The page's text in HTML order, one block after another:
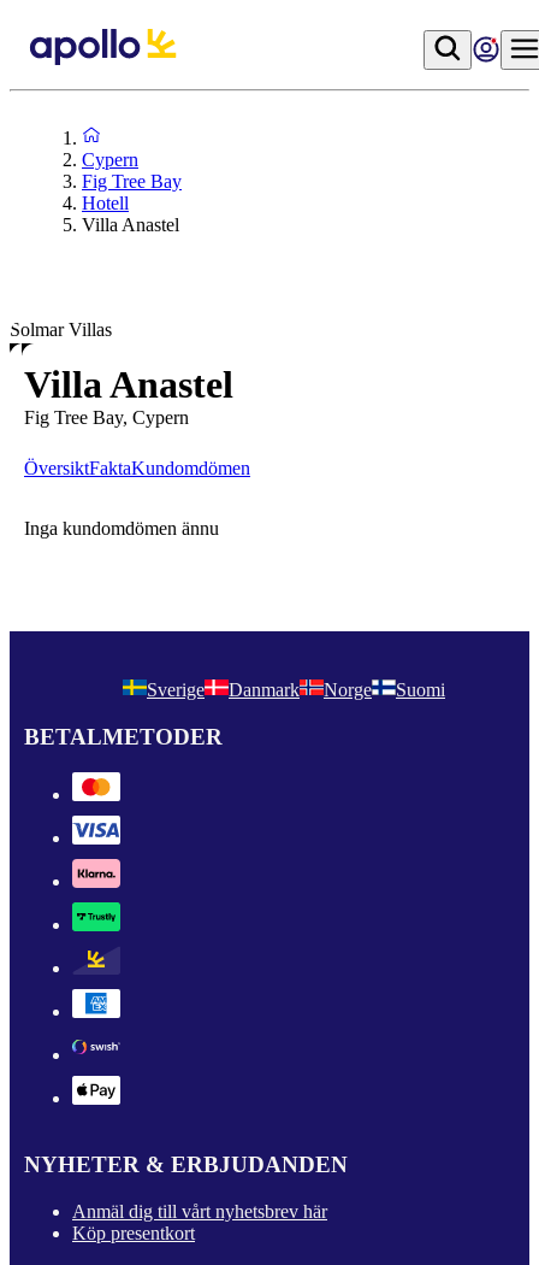
Cypern
Fig Tree Bay
Hotell
Villa Anastel
Solmar Villas
Villa Anastel
Fig Tree Bay, Cypern
ÖversiktFaktaKundomdömen
Inga kundomdömen ännu
Sverige Danmark Norge Suomi
BETALMETODER
NYHETER & ERBJUDANDEN
Anmäl dig till vårt nyhetsbrev här
Köp presentkort